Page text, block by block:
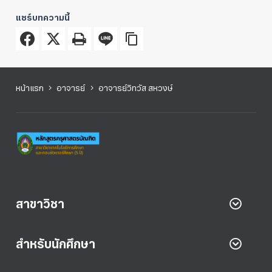
แชร์บทความนี้
หน้าแรก อาจารย์ อาจารย์วิทวัส สหวงษ์
สาขาวิชา
สำหรับนักศึกษา